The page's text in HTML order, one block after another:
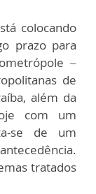
colocando
prazo para
–
de
além da
com um
se de um
tratados